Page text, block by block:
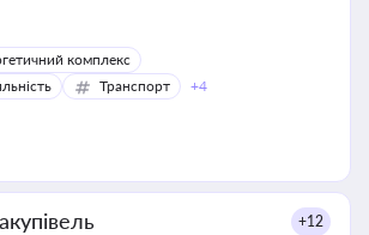
комплекс
Транспорт +4
+12